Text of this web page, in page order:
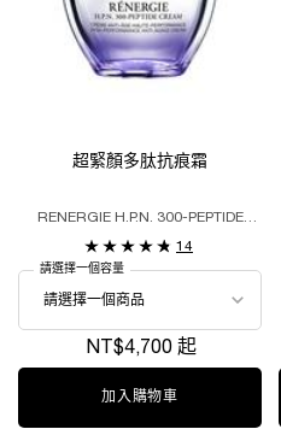
超緊顏多肽抗痕霜
RENERGIE H.P.N. 300-PEPTIDE
14
請選擇一個容量
NT$4,700 起
加入購物車